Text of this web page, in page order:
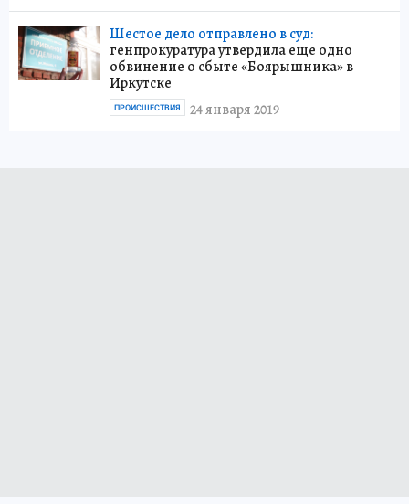
Шестое дело отправлено в суд:
генпрокуратура утвердила еще одно
обвинение о сбыте «Боярышника» в
Иркутске
24 января 2019
ПРОИСШЕСТВИЯ